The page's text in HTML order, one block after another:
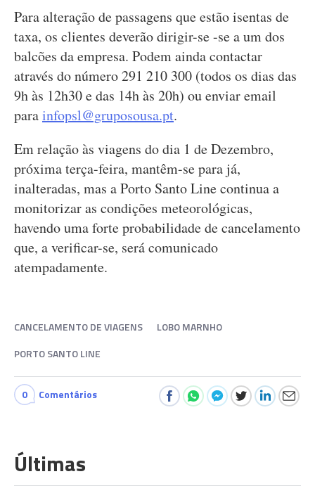
Para alteração de passagens que estão isentas de
taxa, os clientes deverão dirigir-se -se a um dos
balcões da empresa. Podem ainda contactar
através do número 291 210 300 (todos os dias das
9h às 12h30 e das 14h às 20h) ou enviar email
parainfopsl@gruposousa.pt.
Em relação às viagens do dia 1 de Dezembro,
próxima terça-feira, mantêm-se para já,
inalteradas, mas a Porto Santo Line continua a
monitorizar as condições meteorológicas,
havendo uma forte probabilidade de cancelamento
que, a verificar-se, será comunicado
atempadamente.
CANCELAMENTO DE VIAGENS
LOBO MARNHO
PORTO SANTO LINE
0 Comentários
Últimas